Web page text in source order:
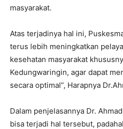
masyarakat.
Atas terjadinya hal ini,
terus lebih meningkatkan
kesehatan masyarakat
Kedungwaringin, agar dapat
secara optimal”, Harapnya
Dalam penjelasannya Dr.
bisa terjadi hal tersebut,